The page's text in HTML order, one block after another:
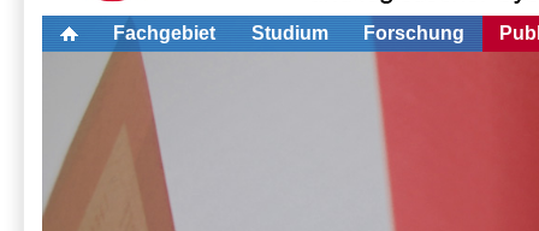
Fachgebiet Studium Forschung